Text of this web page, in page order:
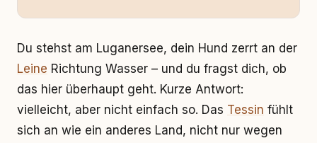
Du stehst am Luganersee, dein Hund zerrt an der
Leine Richtung Wasser – und du fragst dich, ob
das hier überhaupt geht. Kurze Antwort:
vielleicht, aber nicht einfach so. Das Tessin fühlt
sich an wie ein anderes Land, nicht nur wegen